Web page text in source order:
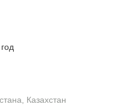
Казахстан